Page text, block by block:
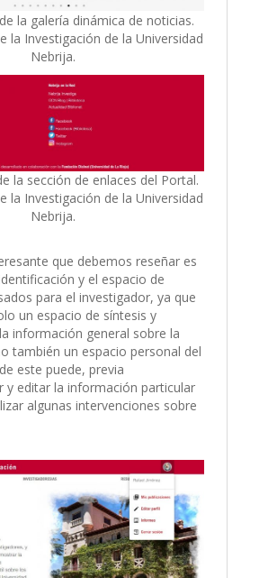
la galería dinámica de noticias.
la Investigación de la Universidad
Nebrija.
la sección de enlaces del Portal.
la Investigación de la Universidad
Nebrija.
que debemos reseñar es
y el espacio de
para el investigador, ya que
un espacio de síntesis y
información general sobre la
también un espacio personal del
este puede, previa
y editar la información particular
algunas intervenciones sobre